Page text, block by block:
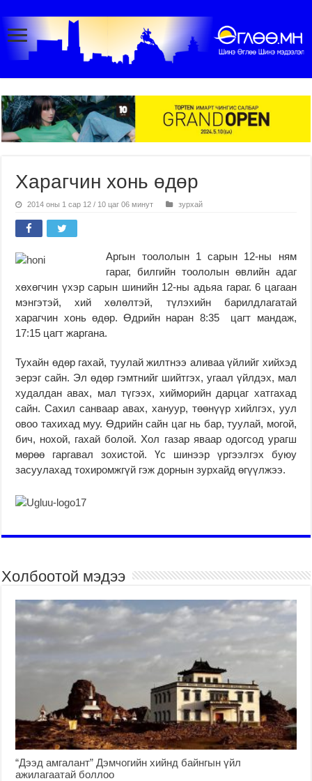
Харагчин хонь өдөр
2014 оны 1 сар 12 / 10 цаг 06 минут зурхай
Аргын тоололын 1 сарын 12-ны ням
гараг, билгийн тоололын өвлийн адаг
хөхөгчин үхэр сарын шинийн 12-ны адьяа гараг. 6 цагаан
мэнгэтэй, хий хөлөлтэй, түлэхийн барилдлагатай
харагчин хонь өдөр. Өдрийн наран 8:35 цагт мандаж,
17:15 цагт жаргана.
Тухайн өдөр гахай, туулай жилтнээ аливаа үйлийг хийхэд
эерэг сайн. Эл өдөр гэмтнийг шийтгэх, угаал үйлдэх, мал
худалдан авах, мал түгээх, хийморийн дарцаг хатгахад
сайн. Сахил санваар авах, хануур, төөнүүр хийлгэх, уул
овоо тахихад муу. Өдрийн сайн цаг нь бар, туулай, могой,
бич, нохой, гахай болой. Хол газар яваар одогсод урагш
мөрөө гаргавал зохистой. Үс шинээр үргээлгэх буюу
засуулахад тохиромжгүй гэж дорнын зурхайд өгүүлжээ.
Холбоотой мэдээ
“Дээд амгалант” Дэмчогийн хийнд байнгын үйл
ажилагаатай боллоо